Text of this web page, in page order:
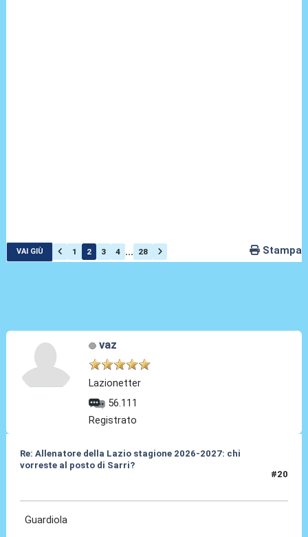
VAI GIÙ 1 2 3 4 ... 28 Stampa
vaz
Lazionetter
56.111
Registrato
Re: Allenatore della Lazio stagione 2026-2027: chi
vorreste al posto di Sarri?
#20
Guardiola